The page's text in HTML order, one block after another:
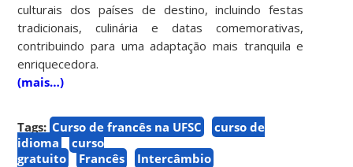
culturais dos países de destino, incluindo festas
tradicionais, culinária e datas comemorativas,
contribuindo para uma adaptação mais tranquila e
enriquecedora.
(mais…)
Tags: Curso de francês na UFSC
curso de
idioma
curso
gratuito
Francês Intercâmbio